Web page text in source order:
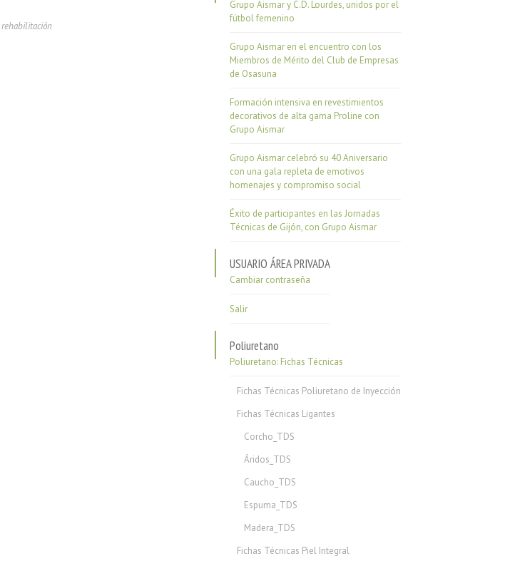
rehabilitación
Grupo Aismar y C.D. Lourdes, unidos por el
fútbol femenino
Grupo Aismar en el encuentro con los
Miembros de Mérito del Club de Empresas
de Osasuna
Formación intensiva en revestimientos
decorativos de alta gama Proline con
Grupo Aismar
Grupo Aismar celebró su 40 Aniversario
con una gala repleta de emotivos
homenajes y compromiso social
Éxito de participantes en las Jornadas
Técnicas de Gijón, con Grupo Aismar
USUARIO ÁREA PRIVADA
Cambiar contraseña
Salir
Poliuretano
Poliuretano: Fichas Técnicas
Fichas Técnicas Poliuretano de Inyección
Fichas Técnicas Ligantes
Corcho_TDS
Áridos_TDS
Caucho_TDS
Espuma_TDS
Madera_TDS
Fichas Técnicas Piel Integral